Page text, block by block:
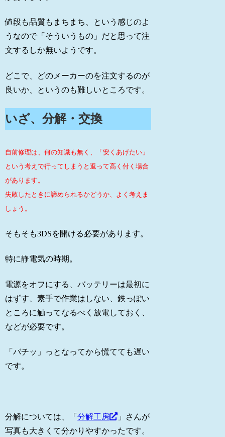
値段も品質もまちまち、という感じのよ
うなので「そういうもの」だと思って注
文するしか無いようです。
どこで、どのメーカーのを注文するのが
良いか、というのも難しいところです。
いざ、分解・交換
自前修理は、何の知識も無く、「安くあげたい」
という考えで行ってしまうと返って高く付く場合
があります。
失敗したときに諦められるかどうか、よく考えま
しょう。
そもそも3DSを開ける必要があります。
特に静電気の時期。
電源をオフにする、バッテリーは最初に
はずす、素手で作業はしない、鉄っぽい
ところに触ってなるべく放電しておく、
などが必要です。
「バチッ」っとなってから慌てても遅い
です。
分解については、「分解工房
」さんが
写真も大きくて分かりやすかったです。